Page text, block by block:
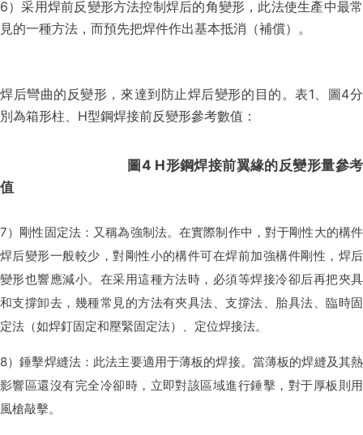
6）采用焊前反變形方法控制焊后的角變形，此法使生產中最常
見的一種方法，而預先把焊件作出基本抵消（補償）。
焊后彎曲的反變形，來達到防止焊后變形的目的。表1、圖4分
別為箱形柱、H型鋼焊接前反變形參考數值：
圖4 H形鋼焊接前翼緣的反變形量參考
值
7）剛性固定法：又稱為強制法。在實際制作中，對于剛性大的構件
焊后變形一般較少，對剛性小的構件可在焊前加強構件剛性，焊后
變形也響應減小。在采用這種方法時，必須等焊接冷卻后再把夾具
和支撐卸去，幾種常見的方法有夾具法、支撐法、胎具法、臨時固
定法（如焊釘固定和壓緊固定法）、定位焊接法。
8）錘擊焊縫法：此法主要適用于薄板的焊接。當薄板的焊縫及其熱
影響區還沒有完全冷卻時，立即對該區域進行錘擊，對于厚板則用
風槍敲擊。